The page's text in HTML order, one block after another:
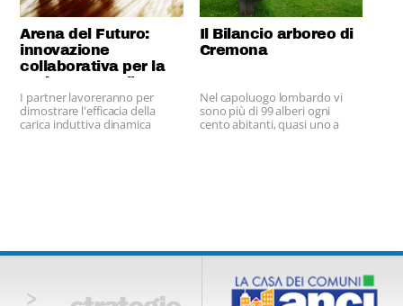
Arena del Futuro:
innovazione
collaborativa per la
carbon neutrality
I partner lavoreranno per
dimostrare l'efficacia della
carica induttiva dinamica
Il Bilancio arboreo di
Cremona
Nel capoluogo lombardo vi
sono più di 99 alberi ogni
cento abitanti, quasi uno a